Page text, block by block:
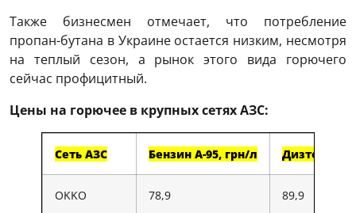
Также бизнесмен отмечает, что потребление
пропан-бутана в Украине остается низким, несмотря
на теплый сезон, а рынок этого вида горючего
сейчас профицитный.
Цены на горючее в крупных сетях АЗС:
Сеть АЗС Бензин А-95, грн/л
OKKO 78,9 89,9